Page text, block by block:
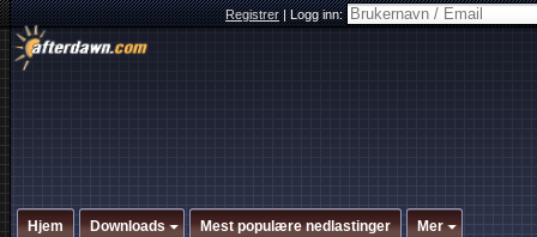
Registrer|Logg inn:
Hjem Downloads Mest populære nedlastinger Mer